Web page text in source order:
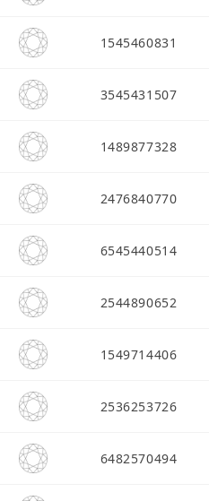
1545460831
3545431507
1489877328
2476840770
6545440514
2544890652
1549714406
2536253726
6482570494